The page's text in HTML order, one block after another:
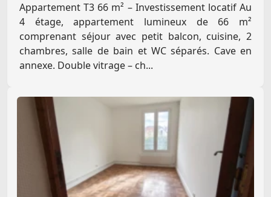
Appartement T3 66 m² – Investissement locatif Au
4 étage, appartement lumineux de 66 m²
comprenant séjour avec petit balcon, cuisine, 2
chambres, salle de bain et WC séparés. Cave en
annexe. Double vitrage – ch...